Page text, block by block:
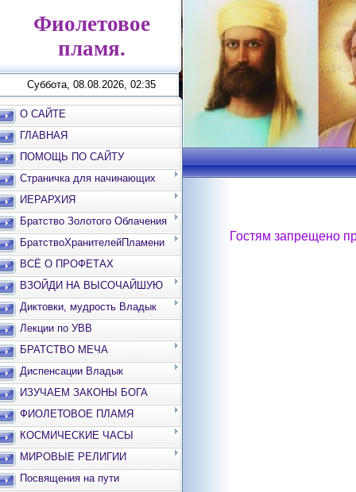
Фиолетовое
пламя.
Суббота, 08.08.2026, 02:35
О САЙТЕ
ГЛАВНАЯ
ПОМОЩЬ ПО САЙТУ
Страничка для начинающих
ИЕРАРХИЯ
Братство Золотого Облачения
БратствоХранителейПламени
ВСЁ О ПРОФЕТАХ
ВЗОЙДИ НА ВЫСОЧАЙШУЮ
ВЕРШИНУ
Диктовки, мудрость Владык
Лекции по УВВ
БРАТСТВО МЕЧА
Диспенсации Владык
ИЗУЧАЕМ ЗАКОНЫ БОГА
ФИОЛЕТОВОЕ ПЛАМЯ
КОСМИЧЕСКИЕ ЧАСЫ
МИРОВЫЕ РЕЛИГИИ
Посвящения на пути
Гостям запрещено